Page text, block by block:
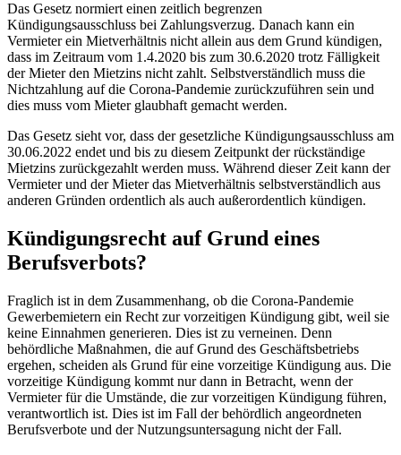
Das Gesetz normiert einen zeitlich begrenzen
Kündigungsausschluss bei Zahlungsverzug. Danach kann ein
Vermieter ein Mietverhältnis nicht allein aus dem Grund kündigen,
dass im Zeitraum vom 1.4.2020 bis zum 30.6.2020 trotz Fälligkeit
der Mieter den Mietzins nicht zahlt. Selbstverständlich muss die
Nichtzahlung auf die Corona-Pandemie zurückzuführen sein und
dies muss vom Mieter glaubhaft gemacht werden.
Das Gesetz sieht vor, dass der gesetzliche Kündigungsausschluss am
30.06.2022 endet und bis zu diesem Zeitpunkt der rückständige
Mietzins zurückgezahlt werden muss. Während dieser Zeit kann der
Vermieter und der Mieter das Mietverhältnis selbstverständlich aus
anderen Gründen ordentlich als auch außerordentlich kündigen.
Kündigungsrecht auf Grund eines
Berufsverbots?
Fraglich ist in dem Zusammenhang, ob die Corona-Pandemie
Gewerbemietern ein Recht zur vorzeitigen Kündigung gibt, weil sie
keine Einnahmen generieren. Dies ist zu verneinen. Denn
behördliche Maßnahmen, die auf Grund des Geschäftsbetriebs
ergehen, scheiden als Grund für eine vorzeitige Kündigung aus. Die
vorzeitige Kündigung kommt nur dann in Betracht, wenn der
Vermieter für die Umstände, die zur vorzeitigen Kündigung führen,
verantwortlich ist. Dies ist im Fall der behördlich angeordneten
Berufsverbote und der Nutzungsuntersagung nicht der Fall.